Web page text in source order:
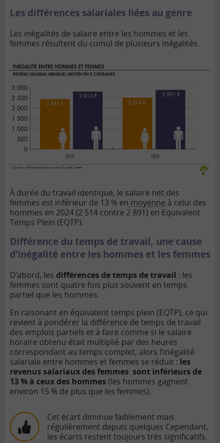
Les différences salariales liées au genre
Les inégalités de salaire entre les hommes et les
femmes résultent du cumul de plusieurs inégalités.
À durée du travail identique, le salaire net des
femmes est inférieur de 13 % en moyenne à celui des
hommes en 2024 (2 514 contre 2 891) en Equivalent
Temps Plein (EQTP).
Différence du temps de travail, une cause
d’inégalité entre les hommes et les femmes
D’abord, les différences de temps de travail : les
femmes sont quatre fois plus souvent en temps
partiel que les hommes.
En raisonant en équivalent temps plein (EQTP), ce qui
revient à pondérer la différence de temps de travail
des emplois partiels et à faire comme si le salaire
horaire obtenu était multiplié par des heures
correspondant au temps complet, alors l’inégalité
salariale entre hommes et femmes se réduit : les
revenus salariaux des femmes sont inférieurs de
13 % à ceux des hommes (les hommes gagnent
environ 15 % de plus que les femmes).
Cet écart diminue faiblement mais
régulièrement depuis quelques Cependant,
les écarts restent toujours très significatifs.